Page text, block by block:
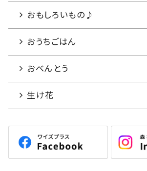
おもしろいもの♪
おうちごはん
おべんとう
生け花